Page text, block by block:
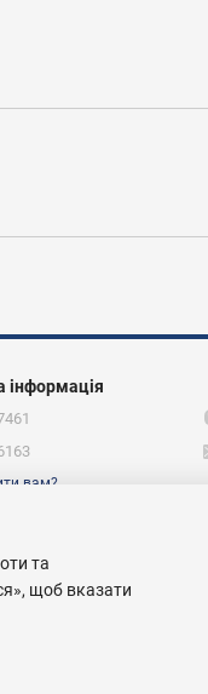
інформація
вам?
та
щоб вказати